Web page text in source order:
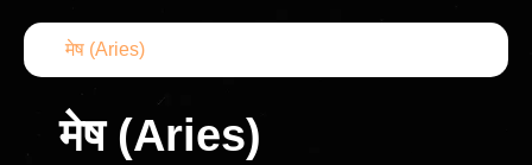
मेष (Aries)
मेष (Aries)